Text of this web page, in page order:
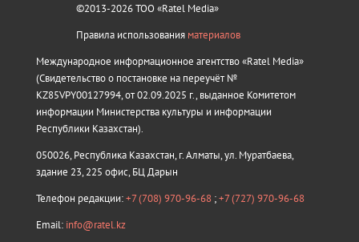
©2013-2026 ТОО «Ratel Media»
Правила использования материалов
Международное информационное агентство «Ratel Media»
(Свидетельство о постановке на переучёт №
KZ85VPY00127994, от 02.09.2025 г., выданное Комитетом
информации Министерства культуры и информации
Республики Казахстан).
050026, Республика Казахстан, г. Алматы, ул. Муратбаева,
здание 23, 225 офис, БЦ Дарын
Телефон редакции:+7 (708) 970-96-68 ;+7 (727) 970-96-68
Email: info@ratel.kz